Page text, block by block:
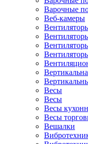
Варочные
Веб-камеры
Весы
Весы
Весы
Весы
Вешалки